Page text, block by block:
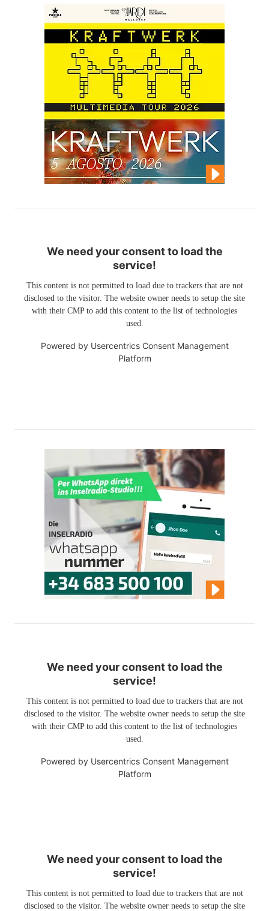
We need your consent to load the
service!
This content is not permitted to load due to trackers that are not
disclosed to the visitor. The website owner needs to setup the site
with their CMP to add this content to the list of technologies
used.
Powered by Usercentrics Consent Management
Platform
We need your consent to load the
service!
This content is not permitted to load due to trackers that are not
disclosed to the visitor. The website owner needs to setup the site
with their CMP to add this content to the list of technologies
used.
Powered by Usercentrics Consent Management
Platform
We need your consent to load the
service!
This content is not permitted to load due to trackers that are not
disclosed to the visitor. The website owner needs to setup the site